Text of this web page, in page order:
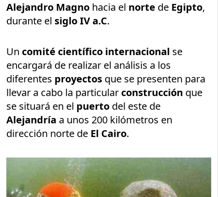
Alejandro Magno hacia el norte de Egipto,
durante el siglo IV a.C.
Un comité científico internacional se
encargará de realizar el análisis a los
diferentes proyectos que se presenten para
llevar a cabo la particular construcción que
se situará en el puerto del este de
Alejandría a unos 200 kilómetros en
dirección norte de El Cairo.